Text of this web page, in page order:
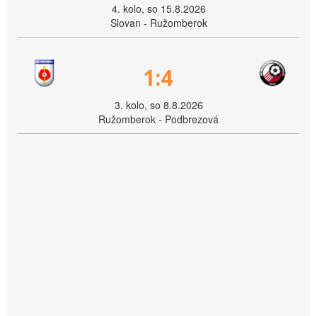
4. kolo, so 15.8.2026
Slovan - Ružomberok
1:4
3. kolo, so 8.8.2026
Ružomberok - Podbrezová